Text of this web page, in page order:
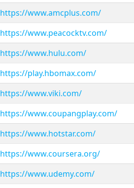
https://www.amcplus.com/
https://www.peacocktv.com/
https://www.hulu.com/
https://play.hbomax.com/
https://www.viki.com/
https://www.coupangplay.com/
https://www.hotstar.com/
https://www.coursera.org/
https://www.udemy.com/